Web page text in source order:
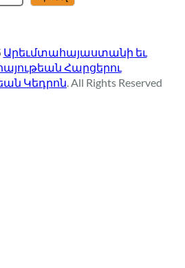
e
c
h
Արեւմտահայաստանի եւ
Հարցերու
Կեդրոն . All Rights Reserved